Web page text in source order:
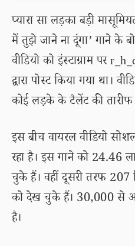
प्यारा सा लड़का बड़ी
में तुझे जाने ना दूंगा’ गाने के
वीडियो को इंस्टाग्राम पर
द्वारा पोस्ट किया गया था।
कोई लड़के के टैलेंट की तारीफ
इस बीच वायरल वीडियो
रहा है। इस गाने को 24.46
चुके हैं। वहीं दूसरी तरफ 207
को देख चुके हैं। 30,000 से
है।